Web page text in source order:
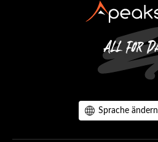
Sprache ändern